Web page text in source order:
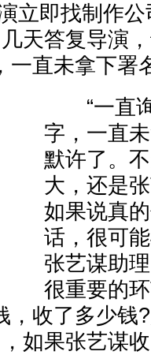
立即找制作
天答复导演
一直未拿下署
“一直询
字，一直
默许了。
大，还是
如果说真
话，很可
张艺谋助
很重要的
，收了多少钱
如果张艺谋